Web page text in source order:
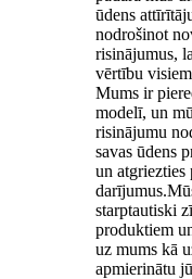
ūdens
nodrošinot
risinājumus,
vērtību
Mums ir
modelī, un
risinājumu
savas ūdens
un atgriezties
starptautiski
produktiem
uz mums kā
apmierinātu